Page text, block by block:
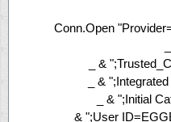
Conn.Open